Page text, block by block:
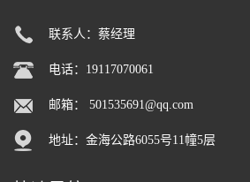
联系人：蔡经理
电话：19117070061
邮箱： 501535691@qq.com
地址：金海公路6055号11幢5层